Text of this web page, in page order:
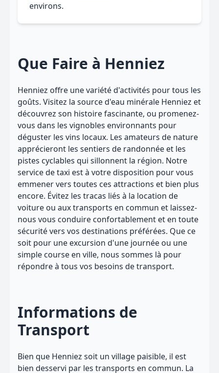
environs.
Que Faire à Henniez
Henniez offre une variété d'activités pour tous les
goûts. Visitez la source d'eau minérale Henniez et
découvrez son histoire fascinante, ou promenez-
vous dans les vignobles environnants pour
déguster les vins locaux. Les amateurs de nature
apprécieront les sentiers de randonnée et les
pistes cyclables qui sillonnent la région. Notre
service de taxi est à votre disposition pour vous
emmener vers toutes ces attractions et bien plus
encore. Évitez les tracas liés à la location de
voiture ou aux transports en commun et laissez-
nous vous conduire confortablement et en toute
sécurité vers vos destinations préférées. Que ce
soit pour une excursion d'une journée ou une
simple course en ville, nous sommes là pour
répondre à tous vos besoins de transport.
Informations de
Transport
Bien que Henniez soit un village paisible, il est
bien desservi par les transports en commun. La